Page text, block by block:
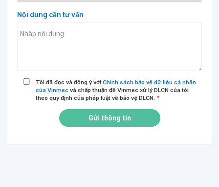
Nội dung cần tư vấn
Tôi đã đọc và đồng ý với Chính sách bảo vệ dữ liệu cá nhân
của Vinmec và chấp thuận để Vinmec xử lý DLCN của tôi
theo quy định của pháp luật về bảo vệ DLCN. *
Gửi thông tin